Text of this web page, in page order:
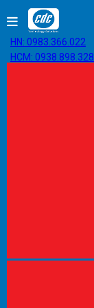
HN: 0983.366.022
HCM: 0938.898.328